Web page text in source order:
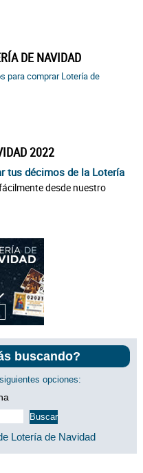
DE NAVIDAD
para comprar Lotería de
2022
tus décimos de la Lotería
desde nuestro
buscando?
opciones:
Lotería de Navidad